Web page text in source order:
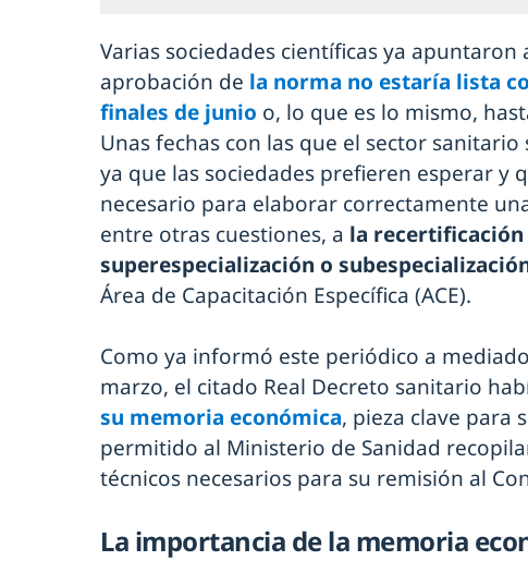
Varias sociedades científicas ya apuntaron
aprobación de la norma no estaría lista
finales de junio o, lo que es lo mismo,
Unas fechas con las que el sector
ya que las sociedades prefieren esperar y
necesario para elaborar correctamente
entre otras cuestiones, a la recertificación
superespecialización o
Área de Capacitación Específica (ACE).
Como ya informó este periódico a
marzo, el citado Real Decreto sanitario
su memoria económica, pieza clave para
permitido al Ministerio de Sanidad
técnicos necesarios para su remisión al
La importancia de la memoria